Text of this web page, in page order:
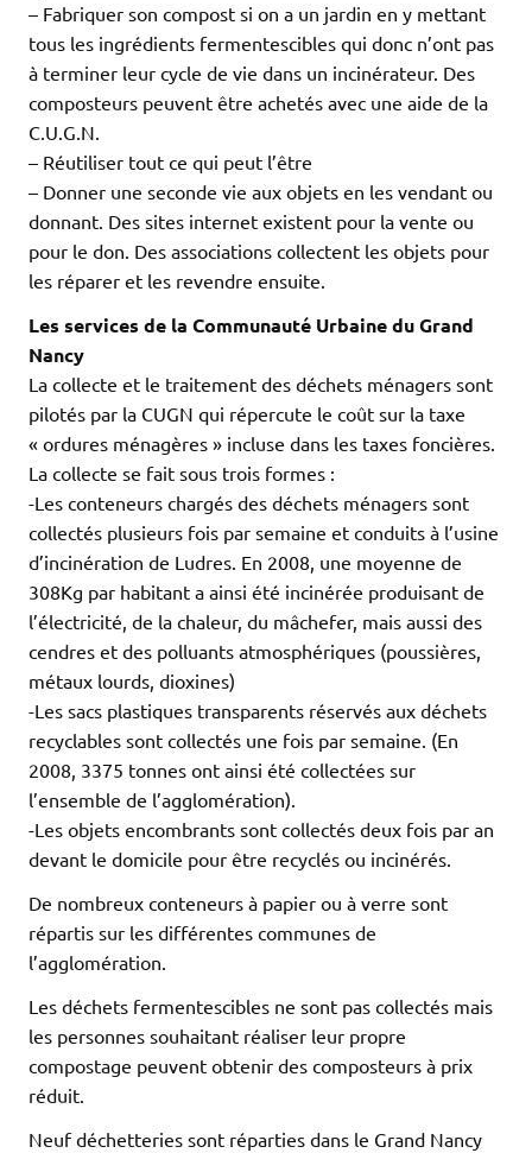
– Fabriquer son compost si on a un jardin en y mettant
tous les ingrédients fermentescibles qui donc n’ont pas
à terminer leur cycle de vie dans un incinérateur. Des
composteurs peuvent être achetés avec une aide de la
C.U.G.N.
– Réutiliser tout ce qui peut l’être
– Donner une seconde vie aux objets en les vendant ou
donnant. Des sites internet existent pour la vente ou
pour le don. Des associations collectent les objets pour
les réparer et les revendre ensuite.
Les services de la Communauté Urbaine du Grand
Nancy
La collecte et le traitement des déchets ménagers sont
pilotés par la CUGN qui répercute le coût sur la taxe
« ordures ménagères » incluse dans les taxes foncières.
La collecte se fait sous trois formes :
-Les conteneurs chargés des déchets ménagers sont
collectés plusieurs fois par semaine et conduits à l’usine
d’incinération de Ludres. En 2008, une moyenne de
308Kg par habitant a ainsi été incinérée produisant de
l’électricité, de la chaleur, du mâchefer, mais aussi des
cendres et des polluants atmosphériques (poussières,
métaux lourds, dioxines)
-Les sacs plastiques transparents réservés aux déchets
recyclables sont collectés une fois par semaine. (En
2008, 3375 tonnes ont ainsi été collectées sur
l’ensemble de l’agglomération).
-Les objets encombrants sont collectés deux fois par an
devant le domicile pour être recyclés ou incinérés.
De nombreux conteneurs à papier ou à verre sont
répartis sur les différentes communes de
l’agglomération.
Les déchets fermentescibles ne sont pas collectés mais
les personnes souhaitant réaliser leur propre
compostage peuvent obtenir des composteurs à prix
réduit.
Neuf déchetteries sont réparties dans le Grand Nancy